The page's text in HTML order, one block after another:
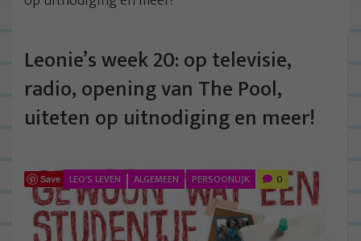
Leonie’s week 20: op televisie,
radio, opening van The Pool,
uiteten op uitnodiging en meer!
Save LEO'S LEVEN ALGEMEEN PERSOONLIJK 0